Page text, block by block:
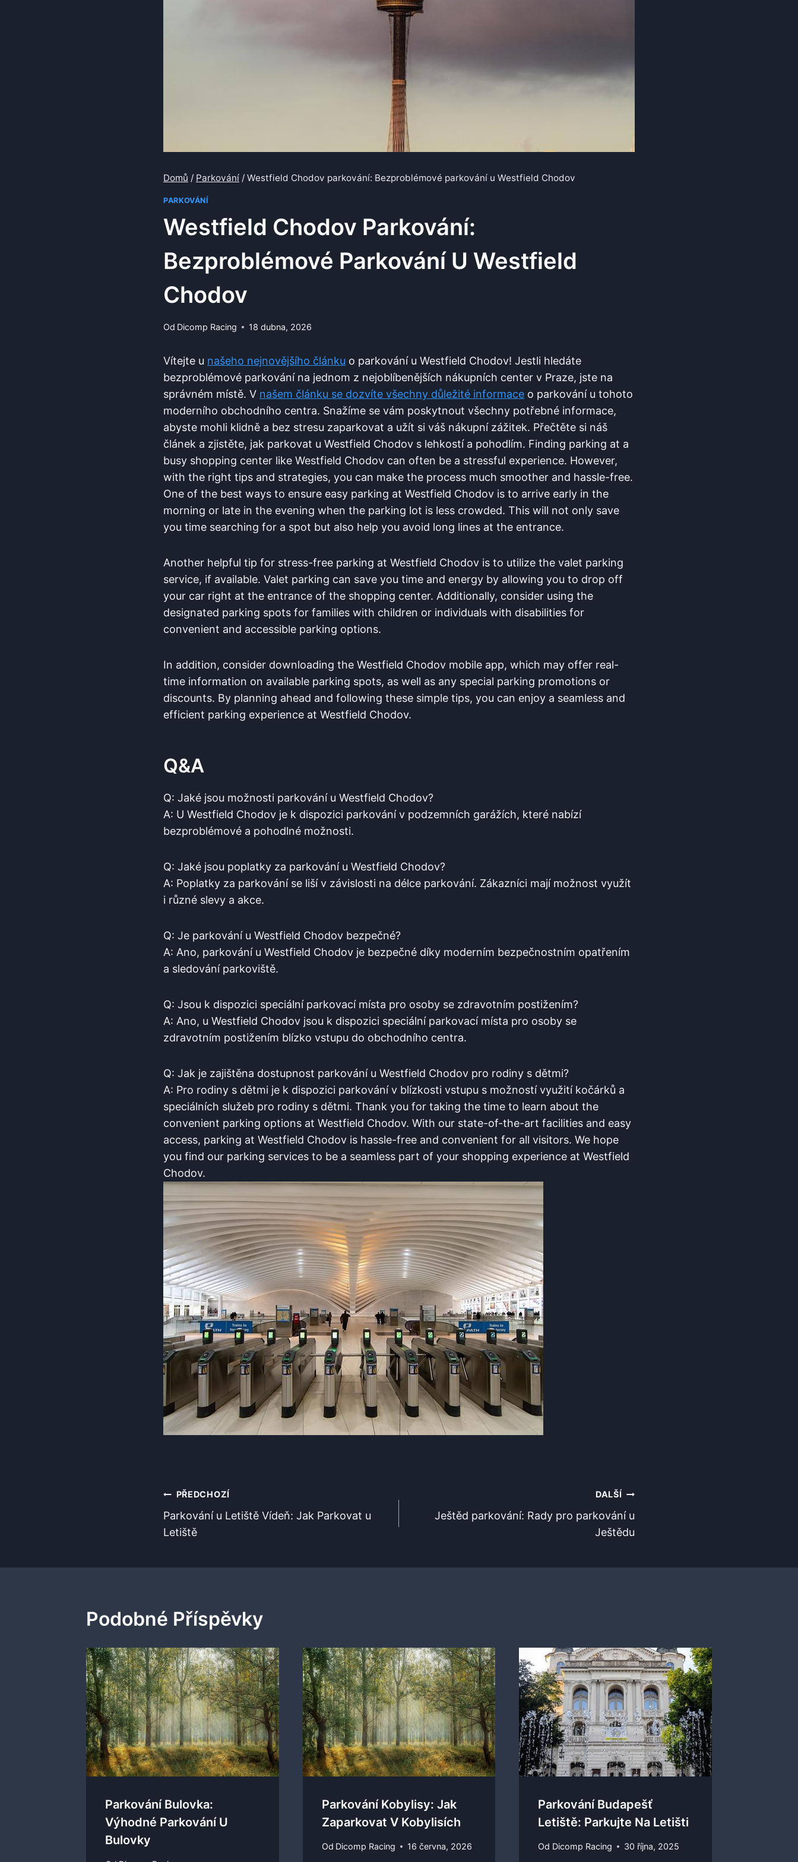
Domů / Parkování / Westfield Chodov parkování: Bezproblémové parkování u Westfield Chodov
PARKOVÁNÍ
Westfield Chodov Parkování:
Bezproblémové Parkování U Westfield
Chodov
Od Dicomp Racing 18 dubna, 2026
Vítejte u našeho nejnovějšího⁤ článku o‌ parkování ⁣u Westfield⁣ Chodov! Jestli hledáte
bezproblémové⁢ parkování na ‌jednom z nejoblíbenějších nákupních center v ​Praze,⁢ jste ‌na
správném místě. V​ našem článku se ‌dozvíte všechny důležité informace o ⁣parkování u tohoto
moderního obchodního centra.⁢ Snažíme se‍ vám poskytnout ⁢všechny potřebné ⁤informace,​
abyste mohli klidně a⁢ bez stresu ​zaparkovat ⁤a ‍užít si váš ⁣nákupní zážitek. Přečtěte si náš
článek a zjistěte, jak parkovat⁤ u Westfield Chodov⁤ s lehkostí ‌a pohodlím. Finding parking at a
busy shopping center ‌like Westfield Chodov​ can often ​be a stressful experience. However,
with the right ⁢tips ‍and strategies,⁣ you⁢ can make the process ‍much⁣ smoother ‌and hassle-free.
One of the best⁢ ways⁣ to‌ ensure‍ easy parking at ⁢Westfield ⁤Chodov is‌ to arrive early in the⁣
morning or late in the evening when the parking lot is‍ less crowded. This will ⁢not only save
you time searching for a spot but also help⁢ you avoid long lines at⁣ the ‍entrance.
Another ‌helpful‍ tip ‍for ⁣stress-free⁢ parking at⁤ Westfield Chodov is ⁢to‌ utilize‍ the valet parking
service, if available. Valet⁣ parking‌ can save you time and energy by‌ allowing you to drop⁣ off
⁢your ⁤car right at the entrance of the shopping⁢ center. Additionally, consider using​ the‍
designated parking spots for families with⁢ children or ​individuals with disabilities for
convenient and accessible parking​ options.
In addition,⁢ consider downloading the ⁤Westfield Chodov mobile app, which may offer real-
time information on⁢ available parking ‍spots, as ‌well ​as any special parking promotions or​
discounts. By planning ahead ‍and ⁤following these simple⁢ tips, ⁣you can enjoy a seamless and
efficient ​parking experience ⁣at ​Westfield Chodov.
Q&A
Q: ​Jaké‍ jsou možnosti⁤ parkování u Westfield⁤ Chodov?
A: U Westfield⁢ Chodov⁣ je k dispozici ​parkování⁤ v​ podzemních‍ garážích, které nabízí
‍bezproblémové ​a pohodlné možnosti.
Q: ‌Jaké ⁤jsou poplatky za parkování u Westfield Chodov?
A: Poplatky ‍za ⁤parkování ⁢se liší v závislosti na délce parkování. ⁢Zákazníci mají možnost⁢ využít
i různé slevy a ⁣akce.
Q: ⁤Je parkování u⁤ Westfield Chodov bezpečné?
A: Ano, parkování u Westfield ‌Chodov ⁢je bezpečné díky‍ moderním ⁣bezpečnostním ‍opatřením
‌a sledování ⁤parkoviště.
Q: Jsou k ‌dispozici speciální parkovací místa ⁤pro osoby​ se zdravotním‍ postižením?
A:⁤ Ano,⁣ u Westfield Chodov jsou k dispozici ​speciální⁤ parkovací místa‌ pro osoby se ​
zdravotním postižením blízko vstupu do‍ obchodního ⁤centra.
Q: Jak je zajištěna ⁣dostupnost parkování u Westfield Chodov pro rodiny s dětmi?
A: ‍Pro rodiny ⁤s dětmi je k dispozici parkování‍ v blízkosti ‌vstupu s možností využití kočárků a
speciálních služeb pro ‍rodiny s dětmi. Thank you for taking the time​ to learn⁣ about the
⁤convenient parking options‍ at Westfield Chodov. With our state-of-the-art⁢ facilities ⁤and⁤ easy
access, parking⁤ at Westfield Chodov is hassle-free and​ convenient for all⁤ visitors. We hope
you find our parking services to ⁢be a‍ seamless ⁤part of ⁢your shopping ‍experience at Westfield
Chodov.
Navigace
Pro
PŘEDCHOZÍ
Parkování u Letiště Vídeň: Jak Parkovat u
Letiště
DALŠÍ
Ještěd parkování: Rady pro parkování u
Ještědu
Podobné Příspěvky
Parkování Bulovka:
Výhodné Parkování U
Bulovky
Parkování Kobylisy: Jak
Zaparkovat V Kobylisích
Od Dicomp Racing 16 června, 2026
Parkování Budapešť
Letiště: Parkujte Na Letišti
Od Dicomp Racing 30 října, 2025